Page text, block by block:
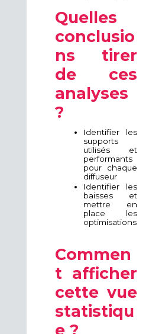
Quelles
conclusio
ns tirer
de ces
analyses
?
Identifier les
supports
utilisés et
performants
pour chaque
diffuseur
Identifier les
baisses et
mettre en
place les
optimisations
Commen
t afficher
cette vue
statistiqu